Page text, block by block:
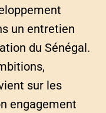
un entretien
du Sénégal.
sur les
engagement